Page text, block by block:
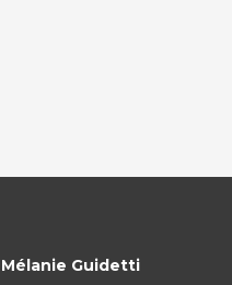
Mélanie Guidetti